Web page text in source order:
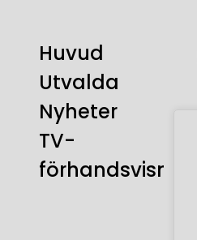
Huvud
Utvalda
Nyheter
TV-
förhandsvisning